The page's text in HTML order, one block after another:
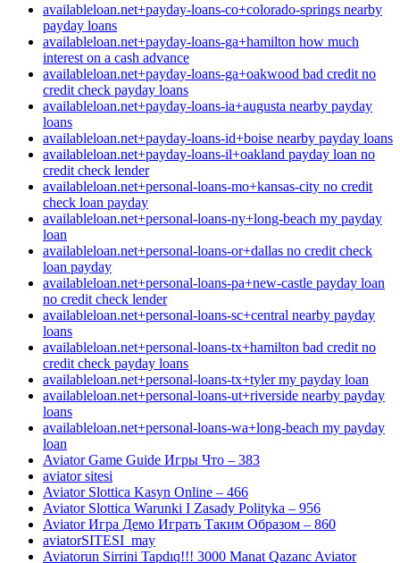
availableloan.net+payday-loans-co+colorado-springs nearby
payday loans
availableloan.net+payday-loans-ga+hamilton how much
interest on a cash advance
availableloan.net+payday-loans-ga+oakwood bad credit no
credit check payday loans
availableloan.net+payday-loans-ia+augusta nearby payday
loans
availableloan.net+payday-loans-id+boise nearby payday loans
availableloan.net+payday-loans-il+oakland payday loan no
credit check lender
availableloan.net+personal-loans-mo+kansas-city no credit
check loan payday
availableloan.net+personal-loans-ny+long-beach my payday
loan
availableloan.net+personal-loans-or+dallas no credit check
loan payday
availableloan.net+personal-loans-pa+new-castle payday loan
no credit check lender
availableloan.net+personal-loans-sc+central nearby payday
loans
availableloan.net+personal-loans-tx+hamilton bad credit no
credit check payday loans
availableloan.net+personal-loans-tx+tyler my payday loan
availableloan.net+personal-loans-ut+riverside nearby payday
loans
availableloan.net+personal-loans-wa+long-beach my payday
loan
Aviator Game Guide Игры Что – 383
aviator sitesi
Aviator Slottica Kasyn Online – 466
Aviator Slottica Warunki I Zasady Polityka – 956
Aviator Игра Демо Играть Таким Образом – 860
aviatorSITESI_may
Aviatorun Sirrini Tapdıq!!! 3000 Manat Qazanc Aviator